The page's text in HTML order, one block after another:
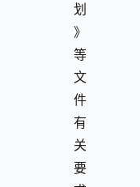
划
》
等
文
件
有
关
要